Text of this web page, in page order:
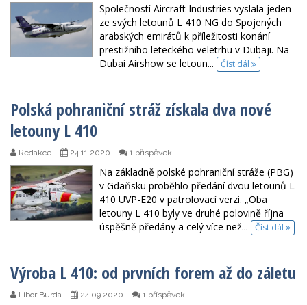
Společností Aircraft Industries vyslala jeden
ze svých letounů L 410 NG do Spojených
arabských emirátů k příležitosti konání
prestižního leteckého veletrhu v Dubaji. Na
Dubai Airshow se letoun...
Číst dál
Polská pohraniční stráž získala dva nové
letouny L 410
Redakce 24.11.2020 1 příspěvek
Na základně polské pohraniční stráže (PBG)
v Gdaňsku proběhlo předání dvou letounů L
410 UVP-E20 v patrolovací verzi. „Oba
letouny L 410 byly ve druhé polovině října
úspěšně předány a celý více než...
Číst dál
Výroba L 410: od prvních forem až do záletu
Libor Burda 24.09.2020 1 příspěvek